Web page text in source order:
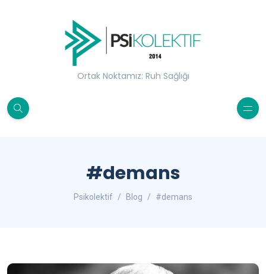
Ortak Noktamız: Ruh Sağlığı
#demans
Psikolektif Blog #demans